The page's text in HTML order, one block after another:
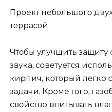
Проект небольшого
террасой
Чтобы улучшить защиту
звука, советуется
кирпич, который легко
задачи. Кроме того,
свойство впитывать